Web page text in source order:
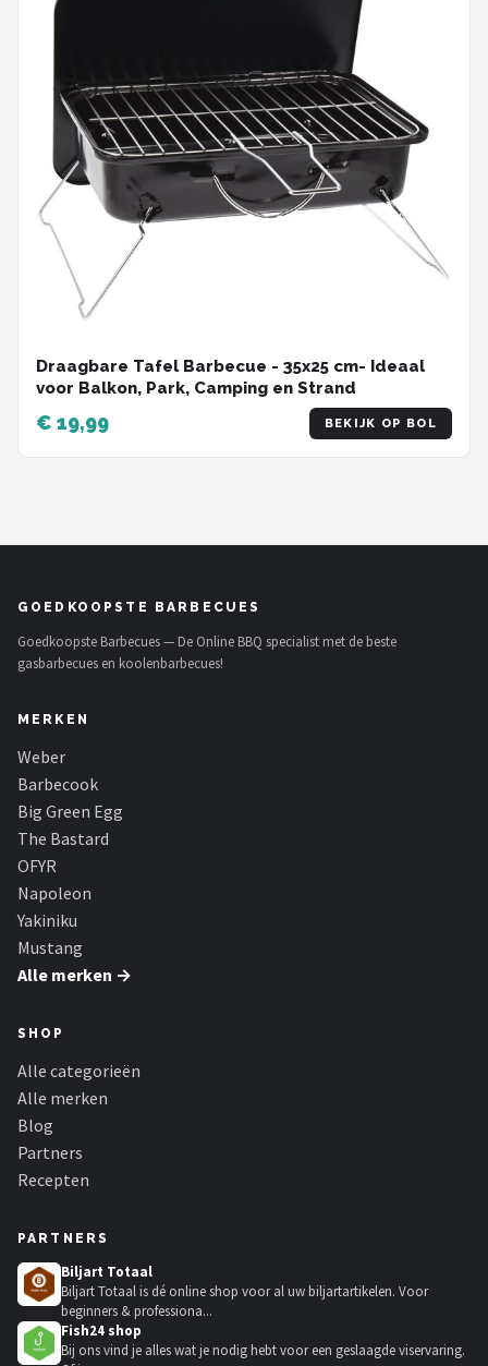
Draagbare Tafel Barbecue - 35x25 cm- Ideaal
voor Balkon, Park, Camping en Strand
€ 19,99 BEKIJK OP BOL
GOEDKOOPSTE BARBECUES
Goedkoopste Barbecues — De Online BBQ specialist met de beste
gasbarbecues en koolenbarbecues!
MERKEN
Weber
Barbecook
Big Green Egg
The Bastard
OFYR
Napoleon
Yakiniku
Mustang
Alle merken →
SHOP
Alle categorieën
Alle merken
Blog
Partners
Recepten
PARTNERS
Biljart Totaal
Biljart Totaal is dé online shop voor al uw biljartartikelen. Voor
beginners & professiona...
Fish24 shop
Bij ons vind je alles wat je nodig hebt voor een geslaagde viservaring.